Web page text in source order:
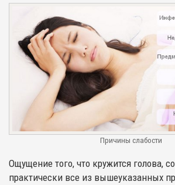
Причины слабости
Ощущение того, что кружится голова,
практически все из вышеуказанных